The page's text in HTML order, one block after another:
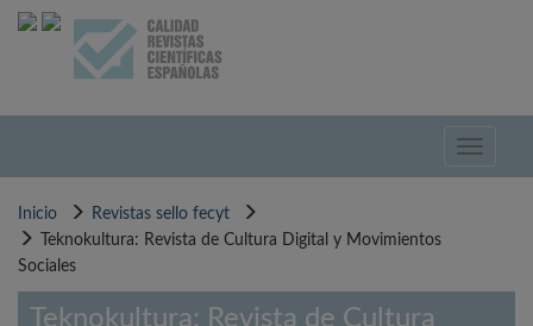
Pasar
Toggle
Inicio
Revistas sello fecyt
Teknokultura: Revista de Cultura Digital y Movimientos
Sociales
Teknokultura: Revista de Cultura